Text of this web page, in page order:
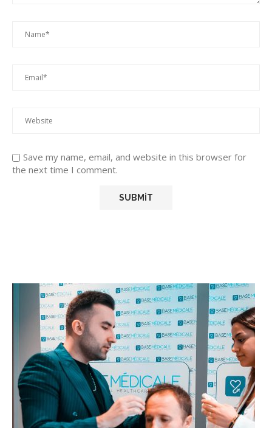
Save my name, email, and website in this browser for
the next time I comment.